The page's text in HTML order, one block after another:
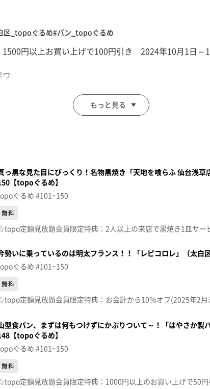
区_topoぐるめ#パン_topoぐるめ
円以上お買い上げで100円引き 2024年10月1日～
ワ
インをしてトップ画面をご注文の前にお店の方にお見
に表示されている「定額見放題会員」を提示）
場合があります。
ている場合があります。
topogurume/）
もっと見る
っ黒な見た目にびっくり！名物黒焼き「天地を喰らふ 仙台浅草
【topoぐるめ】
ぐるめ #101~150
無料
勢いに乗っているのは明太フランス！！「レピコロレ」（太白
ぐるめ #101~150
無料
型食パン、まずは何もつけずにかぶりついて～！「はやさか製
【topoぐるめ】
ぐるめ #101~150
無料